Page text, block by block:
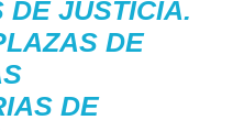
DE JUSTICIA.
DE
DE